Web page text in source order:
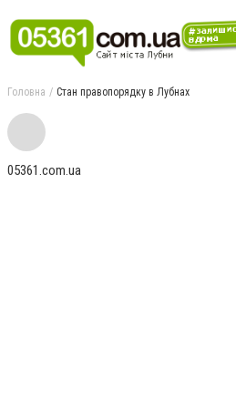
Головна Стан правопорядку в Лубнах
05361.com.ua